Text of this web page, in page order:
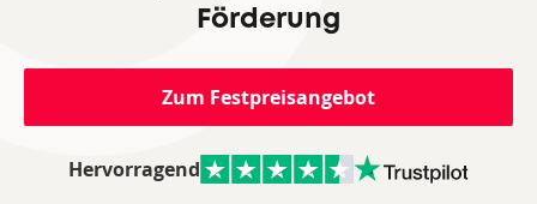
Förderung
Zum Festpreisangebot
Hervorragend